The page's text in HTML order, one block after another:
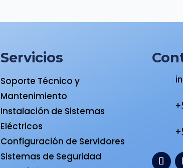
Servicios
Soporte Técnico y
Mantenimiento
Instalación de Sistemas
Eléctricos
Configuración de Servidores
Sistemas de Seguridad